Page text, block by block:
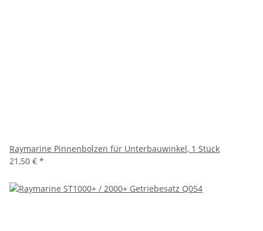
Raymarine Pinnenbolzen für Unterbauwinkel, 1 Stück
21,50 € *